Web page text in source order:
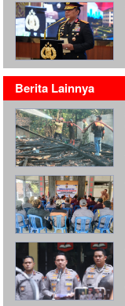
Berita Lainnya